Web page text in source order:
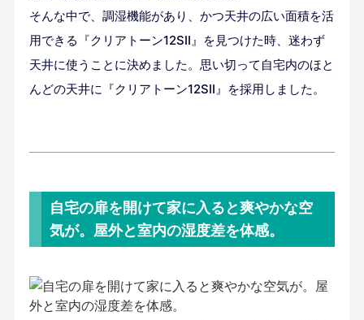
そんな中で、調湿機能があり、かつ天井の広い面積を活
用できる『クリアトーン12SⅡ』を見つけた時、迷わず
天井に使うことに決めました。思い切って自宅内のほと
んどの天井に『クリアトーン12SⅡ』を採用しました。
自宅の扉を開けて家に入ると爽やかな空
気が。屋外と室内の湿度差を体感。